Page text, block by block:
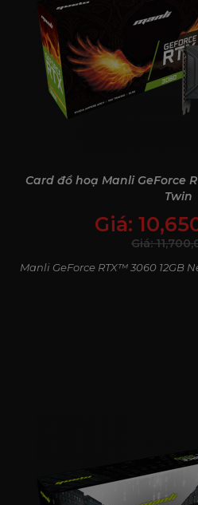
DLSS
không làm giảm chất lượng
người dùng tận hưởng độ
vượt trội, đặc biệt hữu ích
họa.
Ray Tracing vs
So sánh giữa hai chế độ dễ thấy
Card đồ hoạ Manli GeForce
Twin
Giá:
Giá:
Manli GeForce RTX™ 3060 12GB